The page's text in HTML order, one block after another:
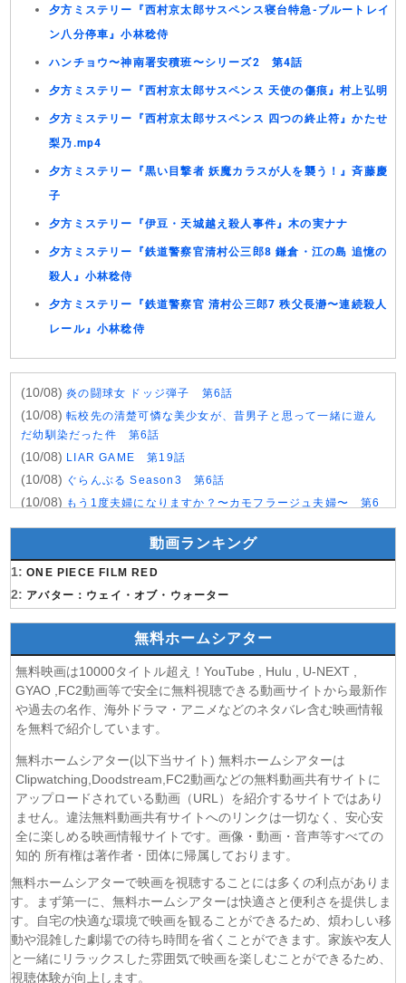
夕方ミステリー『西村京太郎サスペンス寝台特急-ブルートレイ
ン八分停車』小林稔侍
ハンチョウ〜神南署安積班〜シリーズ2 第4話
夕方ミステリー『西村京太郎サスペンス 天使の傷痕』村上弘明
夕方ミステリー『西村京太郎サスペンス 四つの終止符』かたせ
梨乃.mp4
夕方ミステリー『黒い目撃者 妖魔カラスが人を襲う！』斉藤慶
子
夕方ミステリー『伊豆・天城越え殺人事件』木の実ナナ
夕方ミステリー『鉄道警察官清村公三郎8 鎌倉・江の島 追憶の
殺人』小林稔侍
夕方ミステリー『鉄道警察官 清村公三郎7 秩父長瀞〜連続殺人
レール』小林稔侍
(10/08)炎の闘球女 ドッジ弾子 第6話
(10/08)転校先の清楚可憐な美少女が、昔男子と思って一緒に遊ん
だ幼馴染だった件 第6話
(10/08) LIAR GAME 第19話
(10/08) ぐらんぶる Season3 第6話
(10/08) もう1度夫婦になりますか？〜カモフラージュ夫婦〜 第6
夫を殺したはずなのに 第6話
(10/08)北斗の拳 拳王軍ザコたちの挽歌 第2クール 第18話
(10/08) ブチ切れ令嬢は報復を誓いました。 第6話
(10/08)ワールド イズ ダンシング 第7話
最強出涸らし皇子の暗躍帝位争い 第6話
(10/08)捨てられ聖女の異世界ごはん旅 隠れスキルでキャンピング
カーを召喚しました 第6話
(10/08) 骸骨騎士様、只今異世界へお出掛け中Ⅱ 第6話
(10/08) 普通の恋愛 第5話
(10/08) 透明な夜に駆ける君と、目に見えない恋をした。 第6話
(10/08) ブラックトリック〜裁きを操る弁護人〜 第4話
(10/08) 映画「怪盗グルーのミニオン超変身」◆『ミニオンズ＆モ
ンスターズ』公開記念！
(10/08)夕方ミステリー『山村美紗サスペンス 密輸ダイヤモンド殺
人事件』名取裕子
(10/08)ふつつかな悪女ではございますが ～雛宮蝶鼠とりかえ伝
～ 第4話
(10/08) ふつつかな悪女ではございますが ～雛宮蝶鼠とりかえ伝
～ 第5話
(10/08)風、薫る 第96話
動画ランキング
1: ONE PIECE FILM RED
2: アバター：ウェイ・オブ・ウォーター
無料ホームシアター
無料映画は10000タイトル超え！YouTube , Hulu , U-NEXT ,
GYAO ,FC2動画等で安全に無料視聴できる動画サイトから最新作
や過去の名作、海外ドラマ・アニメなどのネタバレ含む映画情報
を無料で紹介しています。
無料ホームシアター(以下当サイト) 無料ホームシアターは
Clipwatching,Doodstream,FC2動画などの無料動画共有サイトに
アップロードされている動画（URL）を紹介するサイトではあり
ません。違法無料動画共有サイトへのリンクは一切なく、安心安
全に楽しめる映画情報サイトです。画像・動画・音声等すべての
知的 所有権は著作者・団体に帰属しております。
無料ホームシアターで映画を視聴することには多くの利点がありま
す。まず第一に、無料ホームシアターは快適さと便利さを提供しま
す。自宅の快適な環境で映画を観ることができるため、煩わしい移
動や混雑した劇場での待ち時間を省くことができます。家族や友人
と一緒にリラックスした雰囲気で映画を楽しむことができるため、
視聴体験が向上します。